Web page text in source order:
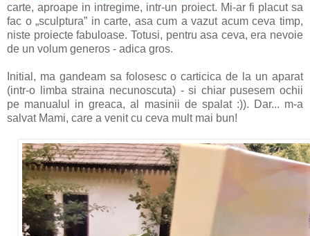
carte, aproape in intregime, intr-un proiect. Mi-ar fi placut sa
fac o „sculptura” in carte, asa cum a vazut acum ceva timp,
niste proiecte fabuloase. Totusi, pentru asa ceva, era nevoie
de un volum generos - adica gros.
Initial, ma gandeam sa folosesc o carticica de la un aparat
(intr-o limba straina necunoscuta) - si chiar pusesem ochii
pe manualul in greaca, al masinii de spalat :)). Dar... m-a
salvat Mami, care a venit cu ceva mult mai bun!